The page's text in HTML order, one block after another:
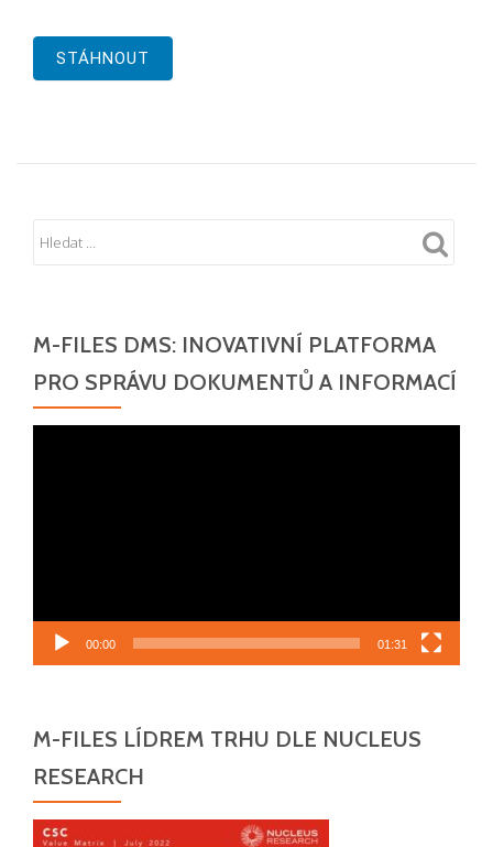
STÁHNOUT
M-FILES DMS: INOVATIVNÍ PLATFORMA
PRO SPRÁVU DOKUMENTŮ A INFORMACÍ
00:00 01:31
M-FILES LÍDREM TRHU DLE NUCLEUS
RESEARCH